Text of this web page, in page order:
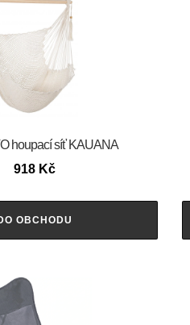
houpací síť KAUANA
918 Kč
OBCHODU